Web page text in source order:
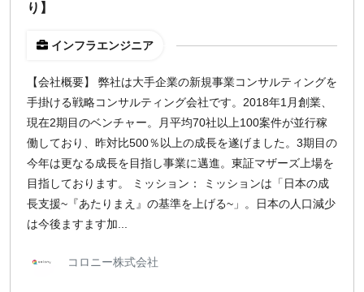
り】
インフラエンジニア
【会社概要】 弊社は大手企業の新規事業コンサルティングを
手掛ける戦略コンサルティング会社です。2018年1月創業、
現在2期目のベンチャー。月平均70社以上100案件が並行稼
働しており、昨対比500％以上の成長を遂げました。3期目の
今年は更なる成長を目指し事業に邁進。東証マザーズ上場を
目指しております。 ミッション： ミッションは「日本の成
長支援~『あたりまえ』の基準を上げる~」。日本の人口減少
は今後ますます加...
コロニー株式会社